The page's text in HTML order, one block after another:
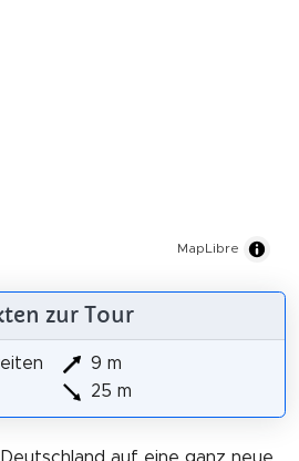
MapLibre
zur Tour
9 m
25 m
auf eine ganz neue